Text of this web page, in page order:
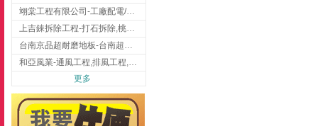
翊棠工程有限公司-工廠配電/高雄消防機電公司
上吉錸拆除工程-打石拆除,桃園打石拆除,桃園拆除工程
台南京品超耐磨地板-台南超耐磨地板
和亞風業-通風工程,排風工程,彰化通風工程,彰化排風工程
更多